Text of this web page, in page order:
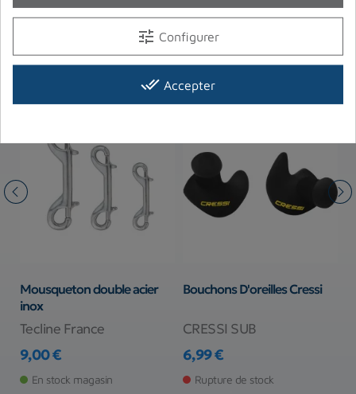
Vous aimerez aussi
Mousqueton double acier
inox
Tecline France
Prix
9,00 €
En stock magasin
Bouchons D'oreilles Cressi
CRESSI SUB
Prix
6,99 €
Rupture de stock
tune Configurer
done_all Accepter